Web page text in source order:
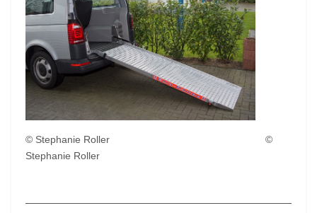
© Stephanie Roller ©
Stephanie Roller